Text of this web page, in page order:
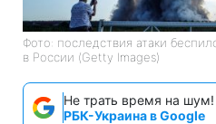
Фото: последствия атаки
в России (Getty Images)
Не трать время на шум!
РБК-Украина в Google